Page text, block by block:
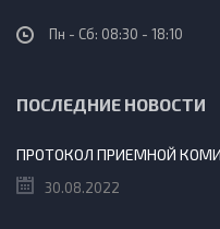
Пн - Сб: 08:30 - 18:10
ПОСЛЕДНИЕ НОВОСТИ
ПРОТОКОЛ ПРИЕМНОЙ
30.08.2022